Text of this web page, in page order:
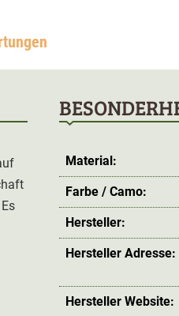
Material:
Farbe / Camo:
Hersteller:
Hersteller Adresse:
Hersteller Website: